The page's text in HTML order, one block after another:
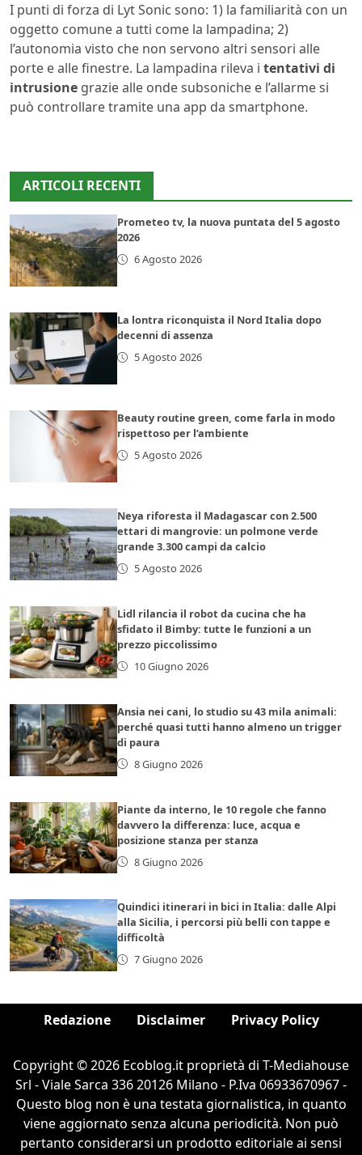
I punti di forza di Lyt Sonic sono: 1) la familiarità con un
oggetto comune a tutti come la lampadina; 2)
l’autonomia visto che non servono altri sensori alle
porte e alle finestre. La lampadina rileva i tentativi di
intrusione grazie alle onde subsoniche e l’allarme si
può controllare tramite una app da smartphone.
ARTICOLI RECENTI
Prometeo tv, la nuova puntata del 5 agosto
2026
6 Agosto 2026
La lontra riconquista il Nord Italia dopo
decenni di assenza
5 Agosto 2026
Beauty routine green, come farla in modo
rispettoso per l’ambiente
5 Agosto 2026
Neya riforesta il Madagascar con 2.500
ettari di mangrovie: un polmone verde
grande 3.300 campi da calcio
5 Agosto 2026
Lidl rilancia il robot da cucina che ha
sfidato il Bimby: tutte le funzioni a un
prezzo piccolissimo
10 Giugno 2026
Ansia nei cani, lo studio su 43 mila animali:
perché quasi tutti hanno almeno un trigger
di paura
8 Giugno 2026
Piante da interno, le 10 regole che fanno
davvero la differenza: luce, acqua e
posizione stanza per stanza
8 Giugno 2026
Quindici itinerari in bici in Italia: dalle Alpi
alla Sicilia, i percorsi più belli con tappe e
difficoltà
7 Giugno 2026
Redazione Disclaimer Privacy Policy
Copyright © 2026 Ecoblog.it proprietà di T-Mediahouse
Srl - Viale Sarca 336 20126 Milano - P.Iva 06933670967 -
Questo blog non è una testata giornalistica, in quanto
viene aggiornato senza alcuna periodicità. Non può
pertanto considerarsi un prodotto editoriale ai sensi